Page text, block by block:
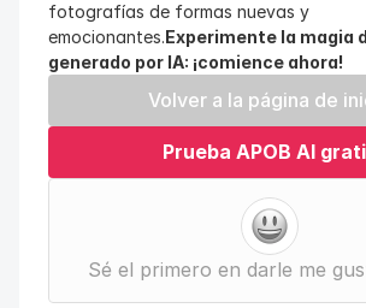
fotografías de formas nuevas y
emocionantes.Experimente la magia
generado por IA: ¡comience ahora!
Volver a la página de
Prueba APOB AI
Sé el primero en darle me